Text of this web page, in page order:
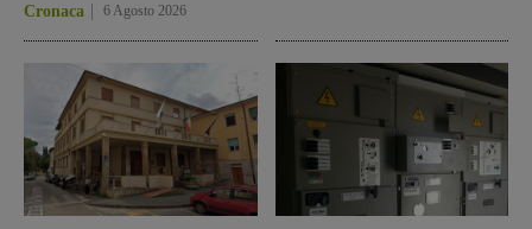
Cronaca 6 Agosto 2026